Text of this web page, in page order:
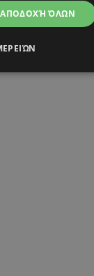
ΑΠΟΔΟΧΉ ΌΛΩΝ